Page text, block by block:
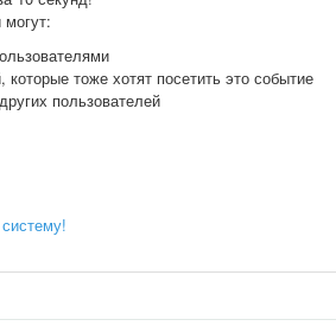
которые тоже хотят посетить это событие
пользователей